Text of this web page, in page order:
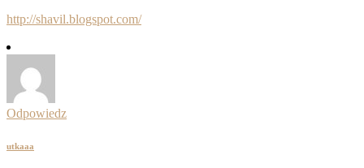
http://shavil.blogspot.com/
Odpowiedz
utkaaa